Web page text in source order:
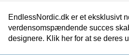
EndlessNordic.dk er et eksklusivt
verdensomspændende succes
designere. Klik her for at se deres